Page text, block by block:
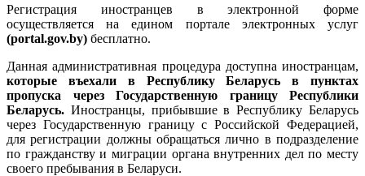
Регистрация иностранцев в электронной форме
осуществляется на едином портале электронных услуг
(portal.gov.by) бесплатно.
Данная административная процедура доступна иностранцам,
которые въехали в Республику Беларусь в пунктах
пропуска через Государственную границу Республики
Беларусь. Иностранцы, прибывшие в Республику Беларусь
через Государственную границу с Российской Федерацией,
для регистрации должны обращаться лично в подразделение
по гражданству и миграции органа внутренних дел по месту
своего пребывания в Беларуси.